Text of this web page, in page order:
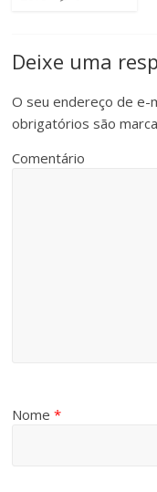
Deixe uma
O seu endereço de e-
obrigatórios são
Comentário
Nome*